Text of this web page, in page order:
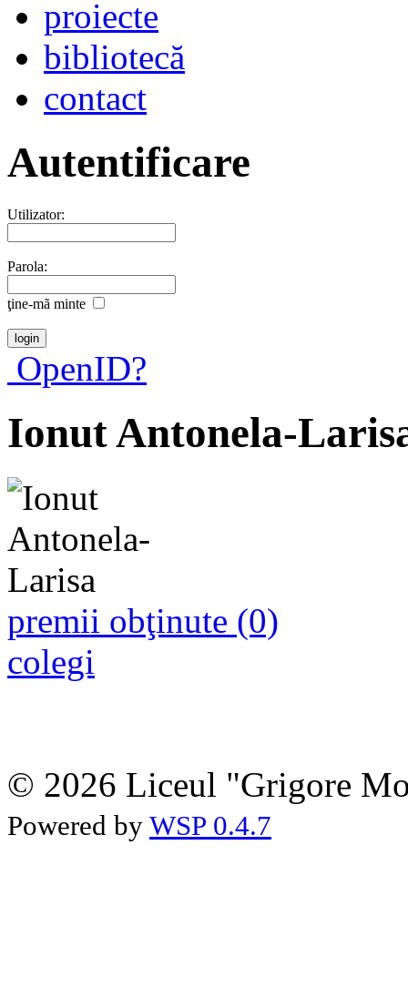
proiecte
bibliotecă
contact
Autentificare
Utilizator:
Parola:
ţine-mã minte
OpenID?
Ionut Antonela-
premii obţinute (0)
colegi
© 2026 Liceul "Grigore
Powered by WSP 0.4.7